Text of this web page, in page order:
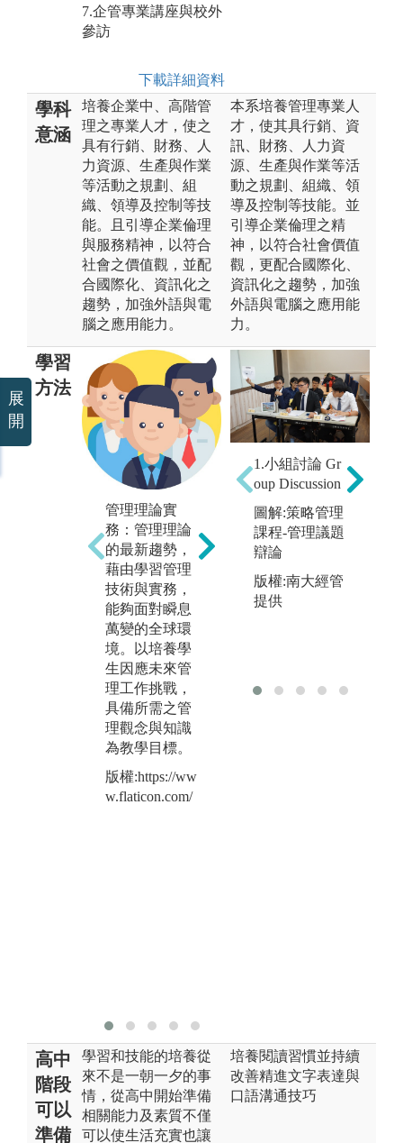
7.企管專業講座與校外
參訪
下載詳細資料
學科
意涵
培養企業中、高階管
理之專業人才，使之
具有行銷、財務、人
力資源、生產與作業
等活動之規劃、組
織、領導及控制等技
能。且引導企業倫理
與服務精神，以符合
社會之價值觀，並配
合國際化、資訊化之
趨勢，加強外語與電
腦之應用能力。
本系培養管理專業人
才，使其具行銷、資
訊、財務、人力資
源、生產與作業等活
動之規劃、組織、領
導及控制等技能。並
引導企業倫理之精
神，以符合社會價值
觀，更配合國際化、
資訊化之趨勢，加強
外語與電腦之應用能
力。
學習
方法
管理理論實
務：管理理論
的最新趨勢，
藉由學習管理
技術與實務，
能夠面對瞬息
萬變的全球環
境。以培養學
生因應未來管
理工作挑戰，
具備所需之管
理觀念與知識
為教學目標。
版權:https://ww
w.flaticon.com/
會計學：使學
生了解會計學
的基本概念和
種會計學的實
做演算，讓學
生研習進階科
1.小組討論 Gr
oup Discussion
圖解:策略管理
課程-管理議題
辯論
版權:南大經管
提供
高中
階段
可以
準備
學習和技能的培養從
來不是一朝一夕的事
情，從高中開始準備
相關能力及素質不僅
可以使生活充實也讓
培養閱讀習慣並持續
改善精進文字表達與
口語溝通技巧
展
開